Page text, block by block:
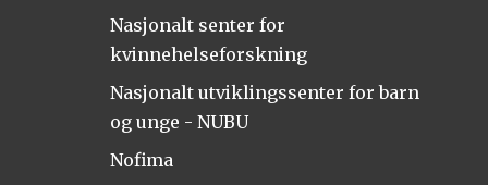
Nasjonalt senter for
kvinnehelseforskning
Nasjonalt utviklingssenter for barn
og unge - NUBU
Nofima